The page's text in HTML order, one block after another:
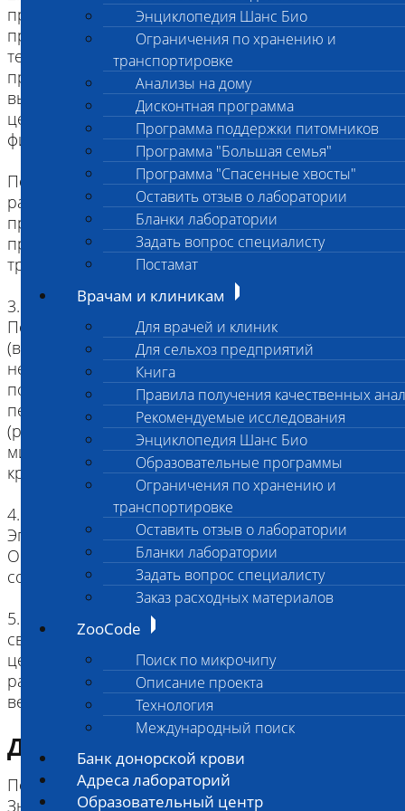
Энциклопедия Шанс Био
Ограничения по хранению и
транспортировке
Анализы на дому
Дисконтная программа
Программа поддержки питомников
Программа "Большая семья"
Программа "Спасенные хвосты"
Оставить отзыв о лаборатории
Бланки лаборатории
Задать вопрос специалисту
Постамат
Врачам и клиникам
Для врачей и клиник
Для сельхоз предприятий
Книга
Правила получения качественных
Рекомендуемые исследования
Энциклопедия Шанс Био
Образовательные программы
Ограничения по хранению и
транспортировке
Оставить отзыв о лаборатории
Бланки лаборатории
Задать вопрос специалисту
Заказ расходных материалов
ZooCode
Поиск по микрочипу
Описание проекта
Технология
Международный поиск
Банк донорской крови
Адреса лабораторий
Образовательный центр
пробирку с разделительным гелем, то такую
пробирку необходимо центрифугировать в
течение 1-2 -х часов после наполнения (при
превышении этого времени гель не сможет
выполнить свою функцию и при
центрифугировании приведет к разрушению
фибринового сгутска, гемолизу)
После центрифугирования пробирки с
разделительным гелем никаких дополнительных
процедур по перенесению сыворотки в новую
пробирку для последующей транспортировки не
требуется
3. Для пробирок с активаторами свертывания.
После образования фибринового сгустка
(визуально кровь превратится в твердый гель и
не будет перетекать по пробирке при ее
поворачивании). Если есть возможность в этот
период, то отцентрифугируйте ее на месте
(режим центрифугирования не менее 3000 об/
мин - 15 мин) и отделите сыворотку от клеток
крови.
4. Перенесите сыворотку в пробирку типа
Эппендорф, поместите ее в холодильник.
Обязательное условие – исключить воздействие
солнечного света, обогрева
5. Отделенную сыворотку, пробирки со
свернувшейся венозной кровью,
центрифугированные пробирки с
разделительным гелем храните строго
Диагностическая информация
Повышено:
Значительно - при нарушении выведения